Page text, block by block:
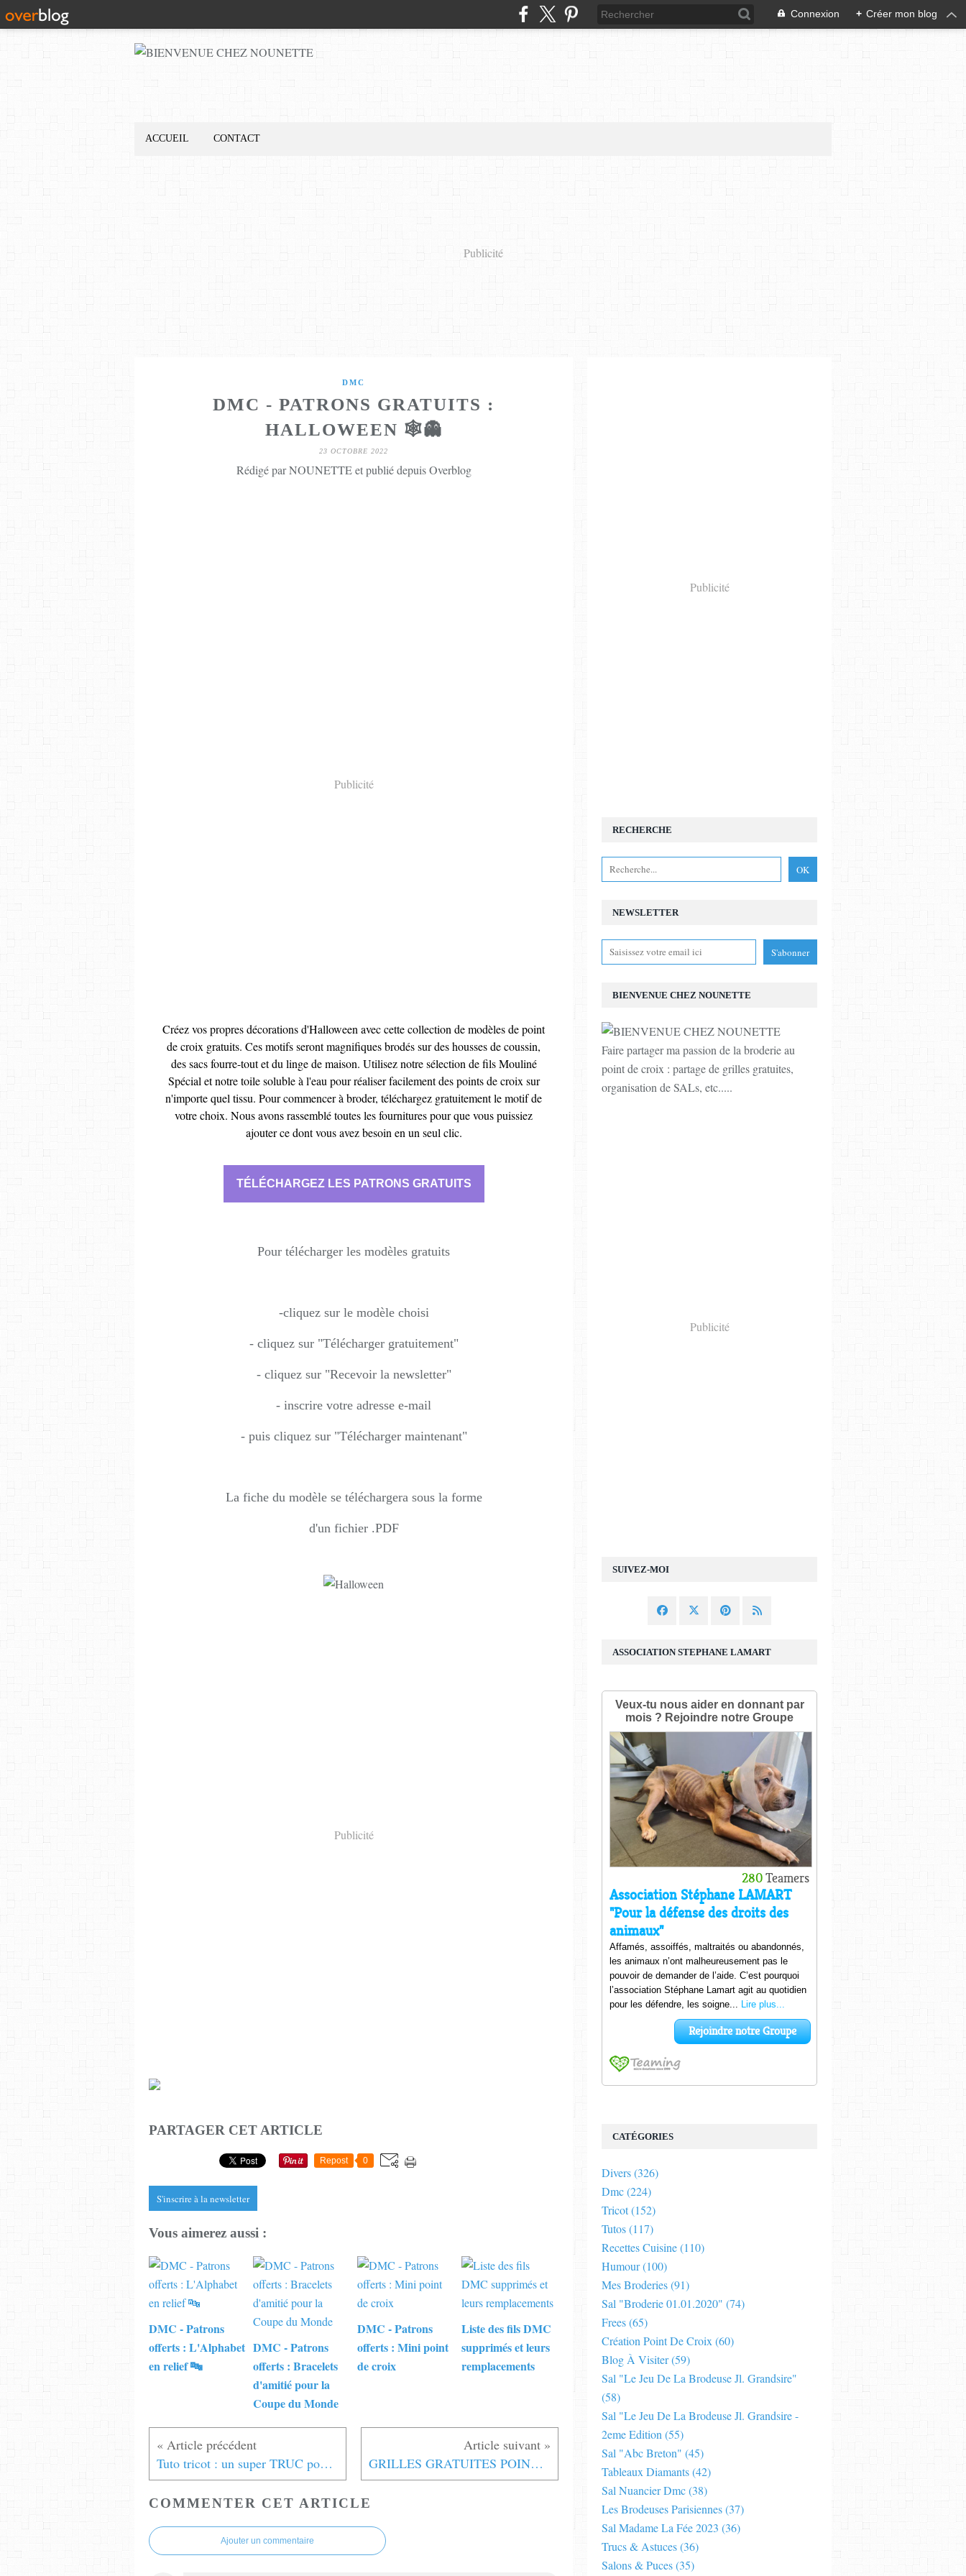
Connexion + Créer mon blog
ACCUEIL CONTACT
Publicité
DMC
DMC - PATRONS GRATUITS :
HALLOWEEN 🕸️👻
23 OCTOBRE 2022
Rédigé par NOUNETTE et publié depuis Overblog
Publicité
Créez vos propres décorations d'Halloween avec cette collection de modèles de point
de croix gratuits. Ces motifs seront magnifiques brodés sur des housses de coussin,
des sacs fourre-tout et du linge de maison. Utilisez notre sélection de fils Mouliné
Spécial et notre toile soluble à l'eau pour réaliser facilement des points de croix sur
n'importe quel tissu. Pour commencer à broder, téléchargez gratuitement le motif de
votre choix. Nous avons rassemblé toutes les fournitures pour que vous puissiez
ajouter ce dont vous avez besoin en un seul clic.
TÉLÉCHARGEZ LES PATRONS GRATUITS
Pour télécharger les modèles gratuits
-cliquez sur le modèle choisi
- cliquez sur "Télécharger gratuitement"
- cliquez sur "Recevoir la newsletter"
- inscrire votre adresse e-mail
- puis cliquez sur "Télécharger maintenant"
La fiche du modèle se téléchargera sous la forme
d'un fichier .PDF
Publicité
PARTAGER CET ARTICLE
Repost 0
S'inscrire à la newsletter
Vous aimerez aussi :
DMC - Patrons
offerts : L'Alphabet
en relief 🔤
DMC - Patrons
offerts : Bracelets
d'amitié pour la
Coupe du Monde
DMC - Patrons
offerts : Mini point
de croix
Liste des fils DMC
supprimés et leurs
remplacements
Tuto tricot : un super TRUC pour compter les rangs GRILLES GRATUITES POINT DE CROIX Renard
COMMENTER CET ARTICLE
Ajouter un commentaire
Publicité
NEWSLETTER
SUIVEZ-MOI
RECHERCHE
BIENVENUE CHEZ NOUNETTE
Faire partager ma passion de la broderie au
point de croix : partage de grilles gratuites,
organisation de SALs, etc.....
Publicité
CATÉGORIES
Divers(326)
Dmc(224)
Tricot(152)
Tutos(117)
Recettes Cuisine(110)
Humour(100)
Mes Broderies(91)
Sal "broderie 01.01.2020" (74)
Frees(65)
Création Point De Croix (60)
Blog À Visiter(59)
Sal "le Jeu De La Brodeuse Jl. Grandsire"
(58)
Sal "le Jeu De La Brodeuse Jl. Grandsire -
2eme Edition (55)
Sal "abc Breton" (45)
Tableaux Diamants(42)
Sal Nuancier Dmc(38)
Les Brodeuses Parisiennes(37)
Sal Madame La Fée 2023 (36)
Trucs & Astuces(36)
Salons & Puces(35)
ASSOCIATION STEPHANE LAMART